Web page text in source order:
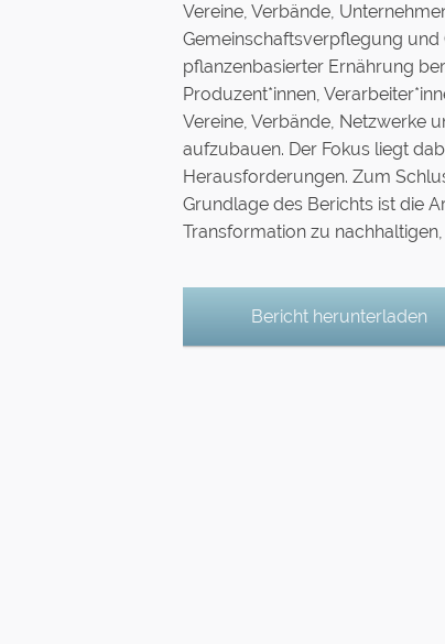
Vereine, Verbände,
Gemeinschaftsverpflegung
pflanzenbasierter Ernährung
Produzent*innen,
Vereine, Verbände, Netzwerke
aufzubauen. Der Fokus liegt
Herausforderungen. Zum
Grundlage des Berichts ist die
Transformation zu
Bericht herunterladen